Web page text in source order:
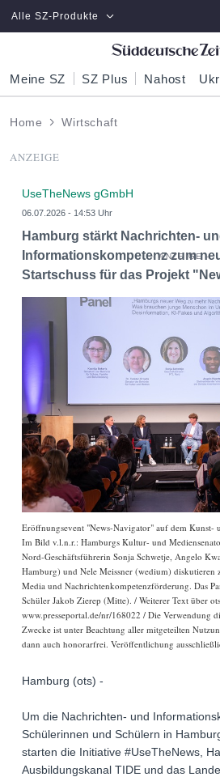
Zum Hauptinhalt springen
Alle SZ-Produkte
Meine SZ SZ Plus Nahost
Home Wirtschaft
ANZEIGE
UseTheNews gGmbH
06.07.2026 - 14:53 Uhr
Hamburg stärkt Nachrichten-
Informationskompetenz zum
Startschuss für das Projekt
Eröffnungsevent "News-Navigator" auf dem Kunst-
Im Bild v.l.n.r.: Hamburgs Kultur- und
Nord-Geschäftsführerin Sonja Schwetje, Angelo
Hamburg) und Nele Meissner (wedium) diskutieren
Media und Nachrichtenkompetenzförderung. Das
Schüler Jakob Zierep (Mitte). / Weiterer Text über
www.presseportal.de/nr/168022 / Die Verwendung
Zwecke ist unter Beachtung aller mitgeteilten
dann auch honorarfrei. Veröffentlichung
Hamburg (ots) -
Um die Nachrichten- und
Schülerinnen und Schülern in
starten die Initiative #UseTheNews,
Ausbildungskanal TIDE und das